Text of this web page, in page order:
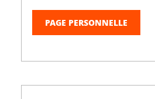
PAGE PERSONNELLE